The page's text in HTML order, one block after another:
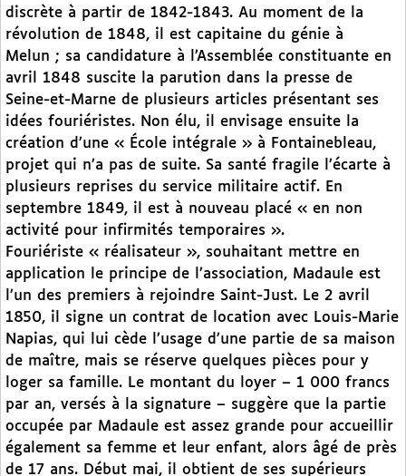
discrète à partir de 1842-1843. Au moment de la
révolution de 1848, il est capitaine du génie à
Melun ; sa candidature à l’Assemblée constituante en
avril 1848 suscite la parution dans la presse de
Seine-et-Marne de plusieurs articles présentant ses
idées fouriéristes. Non élu, il envisage ensuite la
création d’une « École intégrale » à Fontainebleau,
projet qui n’a pas de suite. Sa santé fragile l’écarte à
plusieurs reprises du service militaire actif. En
septembre 1849, il est à nouveau placé « en non
activité pour infirmités temporaires ».
Fouriériste « réalisateur », souhaitant mettre en
application le principe de l’association, Madaule est
l’un des premiers à rejoindre Saint-Just. Le 2 avril
1850, il signe un contrat de location avec Louis-Marie
Napias, qui lui cède l’usage d’une partie de sa maison
de maître, mais se réserve quelques pièces pour y
loger sa famille. Le montant du loyer – 1 000 francs
par an, versés à la signature – suggère que la partie
occupée par Madaule est assez grande pour accueillir
également sa femme et leur enfant, alors âgé de près
de 17 ans. Début mai, il obtient de ses supérieurs